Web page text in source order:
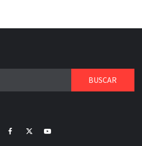
FacebookTwitterYoutube